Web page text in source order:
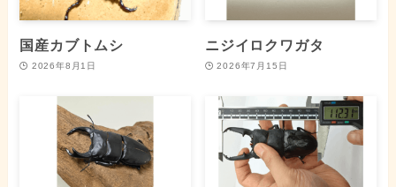
国産カブトムシ
2026年8月1日
ニジイロクワガタ
2026年7月15日